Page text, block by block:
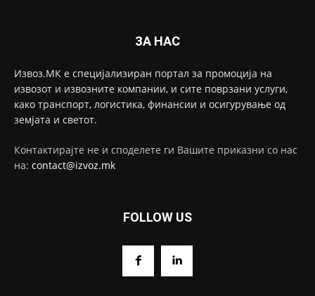
ЗА НАС
Извоз.МК е специјализиран портал за промоција на
извозот и извозните компании, и сите поврзани услуги,
како транспорт, логистика, финансии и осигурување од
земјата и светот.
Контактирајте не и споделете ги Вашите приказни со нас
на: contact@izvoz.mk
FOLLOW US